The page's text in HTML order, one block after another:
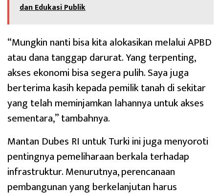
dan Edukasi Publik
“Mungkin nanti bisa kita alokasikan melalui APBD
atau dana tanggap darurat. Yang terpenting,
akses ekonomi bisa segera pulih. Saya juga
berterima kasih kepada pemilik tanah di sekitar
yang telah meminjamkan lahannya untuk akses
sementara,” tambahnya.
Mantan Dubes RI untuk Turki ini juga menyoroti
pentingnya pemeliharaan berkala terhadap
infrastruktur. Menurutnya, perencanaan
pembangunan yang berkelanjutan harus